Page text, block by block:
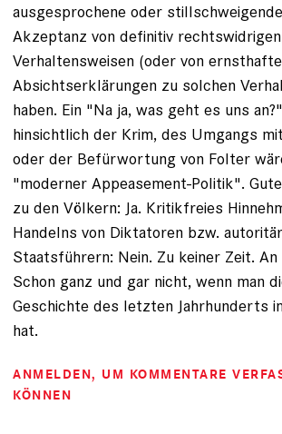
ausgesprochene oder
Akzeptanz von definitiv rechtswidrigen
Verhaltensweisen (oder von
Absichtserklärungen zu solchen
haben. Ein "Na ja, was geht es uns
hinsichtlich der Krim, des Umgangs
oder der Befürwortung von Folter
"moderner Appeasement-Politik".
zu den Völkern: Ja. Kritikfreies
Handelns von Diktatoren bzw.
Staatsführern: Nein. Zu keiner Zeit.
Schon ganz und gar nicht, wenn man
Geschichte des letzten Jahrhunderts
hat.
ANMELDEN, UM KOMMENTARE
KÖNNEN